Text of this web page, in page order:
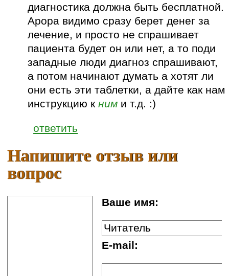
диагностика должна быть бесплатной.
Арора видимо сразу берет денег за
лечение, и просто не спрашивает
пациента будет он или нет, а то поди
западные люди диагноз спрашивают,
а потом начинают думать а хотят ли
они есть эти таблетки, а дайте как нам
инструкцию кним и т.д. :)
ответить
Напишите отзыв или
вопрос
Ваше имя:
E-mail: